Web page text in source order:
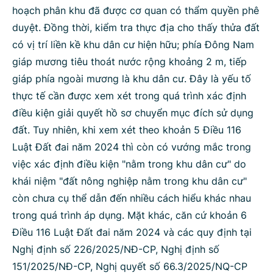
Bộ ngành
Tìm kiếm Nhập lại
hoạch phân khu đã được cơ quan có thẩm quyền phê
duyệt. Đồng thời, kiểm tra thực địa cho thấy thửa đất
có vị trí liền kề khu dân cư hiện hữu; phía Đông Nam
giáp mương tiêu thoát nước rộng khoảng 2 m, tiếp
giáp phía ngoài mương là khu dân cư. Đây là yếu tố
thực tế cần được xem xét trong quá trình xác định
điều kiện giải quyết hồ sơ chuyển mục đích sử dụng
đất. Tuy nhiên, khi xem xét theo khoản 5 Điều 116
Luật Đất đai năm 2024 thì còn có vướng mắc trong
việc xác định điều kiện "nằm trong khu dân cư" do
khái niệm "đất nông nghiệp nằm trong khu dân cư"
còn chưa cụ thể dẫn đến nhiều cách hiểu khác nhau
trong quá trình áp dụng. Mặt khác, căn cứ khoản 6
Điều 116 Luật Đất đai năm 2024 và các quy định tại
Nghị định số 226/2025/NĐ-CP, Nghị định số
151/2025/NĐ-CP, Nghị quyết số 66.3/2025/NQ-CP